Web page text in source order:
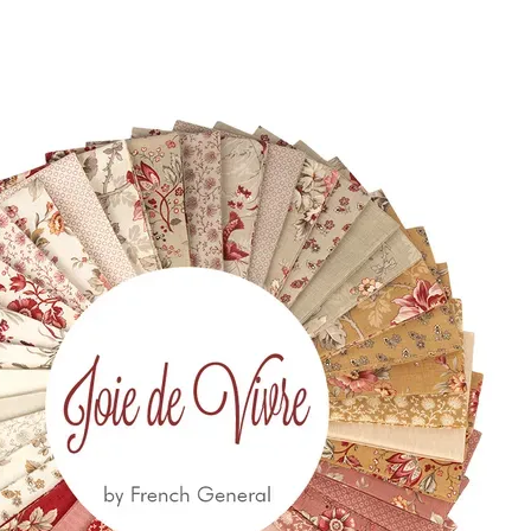
18
Via Costantino
Beschi, 13c - ROMA